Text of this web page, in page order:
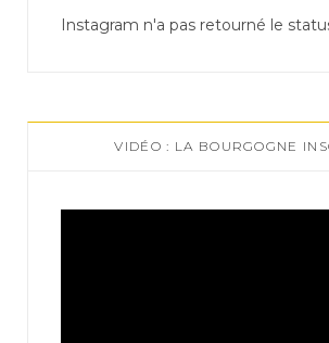
Instagram n'a pas retourné le
VIDÉO : LA BOURGOGNE